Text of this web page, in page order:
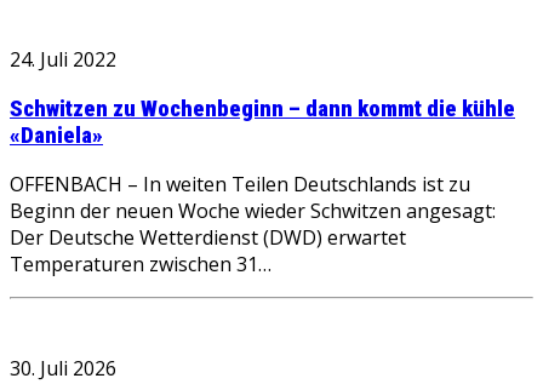
24. Juli 2022
Schwitzen zu Wochenbeginn – dann kommt die kühle
«Daniela»
OFFENBACH – In weiten Teilen Deutschlands ist zu
Beginn der neuen Woche wieder Schwitzen angesagt:
Der Deutsche Wetterdienst (DWD) erwartet
Temperaturen zwischen 31…
30. Juli 2026